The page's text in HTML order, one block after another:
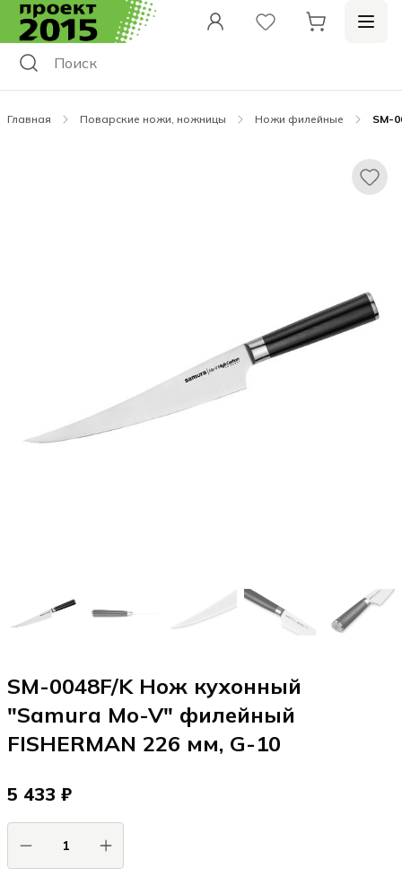
Главная Поварские ножи, ножницы Ножи филейные SM-
SM-0048F/K Нож кухонный
"Samura Mo-V" филейный
FISHERMAN 226 мм, G-10
5 433 ₽